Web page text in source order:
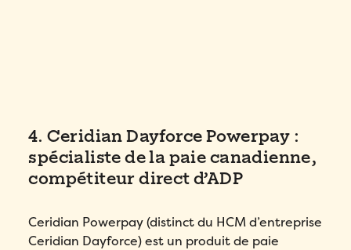
4. Ceridian Dayforce Powerpay :
spécialiste de la paie canadienne,
compétiteur direct d’ADP
Ceridian Powerpay (distinct du HCM d’entreprise
Ceridian Dayforce) est un produit de paie